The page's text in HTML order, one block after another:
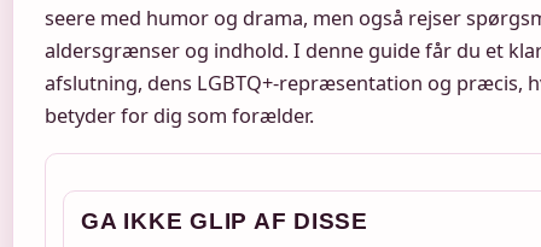
seere med humor og drama, men også rejser
aldersgrænser og indhold. I denne guide får du et
afslutning, dens LGBTQ+-repræsentation og præcis,
betyder for dig som forælder.
GA IKKE GLIP AF DISSE